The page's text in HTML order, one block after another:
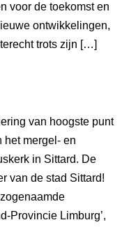
voor de toekomst en
ontwikkelingen,
trots zijn […]
van hoogste punt
het mergel- en
in Sittard. De
van de stad Sittard!
Provincie Limburg’,